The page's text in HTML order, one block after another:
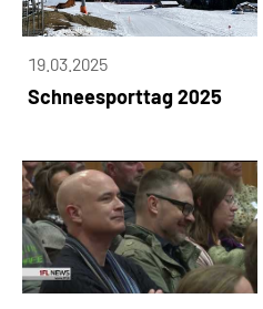
19.03.2025
Schneesporttag 2025